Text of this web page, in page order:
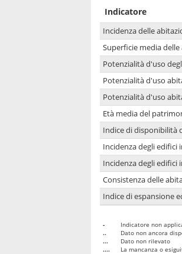
Indicatore
Incidenza delle
Superficie media
Potenzialità d'uso
Potenzialità d'uso
Potenzialità d'uso
Età media del
Indice di disponibilità
Incidenza degli edifici
Incidenza degli edifici
Consistenza delle
Indice di espansione
-
Indicatore non
..
Dato non ancora
...
Dato non rilevato
....
La mancanza o